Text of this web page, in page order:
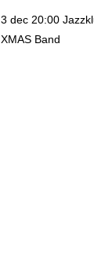
3 dec 20:00
XMAS Band